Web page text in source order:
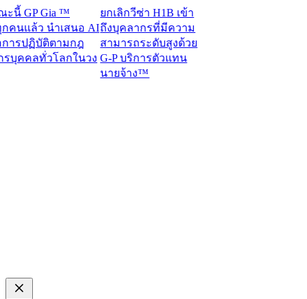
Gia ™
ล้ว นำเสนอ AI
ฏิบัติตามกฎ
คลทั่วโลกในวง
ยกเลิกวีซ่า H1B เข้า
ถึงบุคลากรที่มีความ
สามารถระดับสูงด้วย
G-P บริการตัวแทน
นายจ้าง™​​